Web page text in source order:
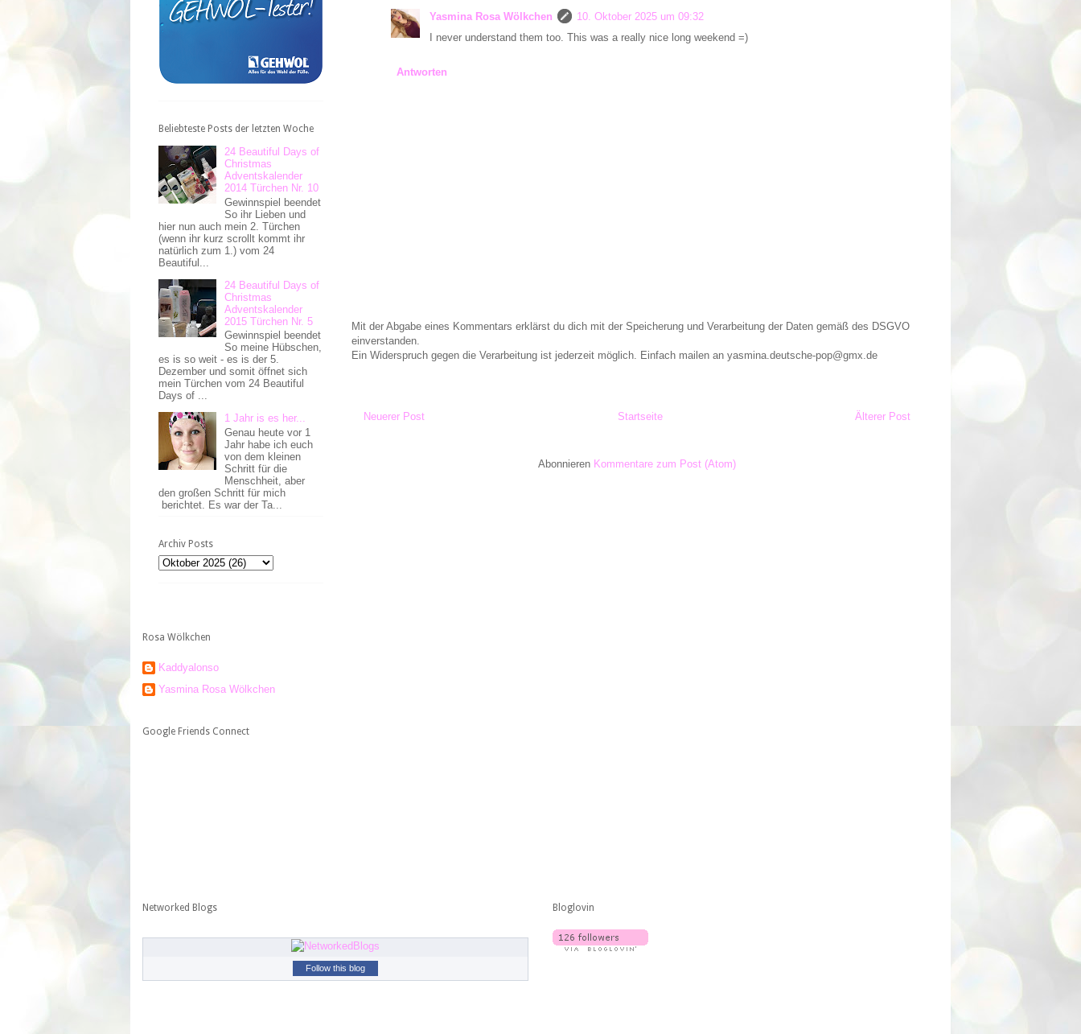
Yasmina Rosa Wölkchen
10. Oktober 2025 um 09:32
I never understand them too. This was a really nice long weekend =)
Antworten
Mit der Abgabe eines Kommentars erklärst du dich mit der Speicherung und Verarbeitung der Daten gemäß des DSGVO
einverstanden.
Ein Widerspruch gegen die Verarbeitung ist jederzeit möglich. Einfach mailen an yasmina.deutsche-pop@gmx.de
Neuerer Post Älterer Post
Startseite
Abonnieren Kommentare zum Post (Atom)
Beliebteste Posts der letzten Woche
24 Beautiful Days of
Christmas
Adventskalender
2014 Türchen Nr. 10
Gewinnspiel beendet
So ihr Lieben und
hier nun auch mein 2. Türchen
(wenn ihr kurz scrollt kommt ihr
natürlich zum 1.) vom 24
Beautiful...
24 Beautiful Days of
Christmas
Adventskalender
2015 Türchen Nr. 5
Gewinnspiel beendet
So meine Hübschen,
es is so weit - es is der 5.
Dezember und somit öffnet sich
mein Türchen vom 24 Beautiful
Days of ...
1 Jahr is es her...
Genau heute vor 1
Jahr habe ich euch
von dem kleinen
Schritt für die
Menschheit, aber
den großen Schritt für mich
berichtet. Es war der Ta...
Archiv Posts
Rosa Wölkchen
Kaddyalonso
Yasmina Rosa Wölkchen
Google Friends Connect
Networked Blogs
Follow this blog
Bloglovin